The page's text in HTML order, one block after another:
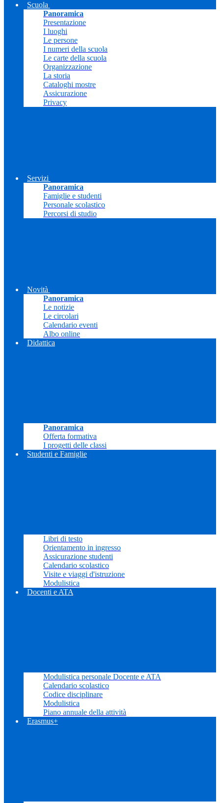
Scuola
Panoramica
Presentazione
I luoghi
Le persone
I numeri della scuola
Le carte della scuola
Organizzazione
La storia
Cataloghi mostre
Assicurazione
Privacy
Servizi
Panoramica
Famiglie e studenti
Personale scolastico
Percorsi di studio
Novità
Panoramica
Le notizie
Le circolari
Calendario eventi
Albo online
Didattica
Panoramica
Offerta formativa
I progetti delle classi
Studenti e Famiglie
Libri di testo
Orientamento in ingresso
Assicurazione studenti
Calendario scolastico
Visite e viaggi d'istruzione
Modulistica
Docenti e ATA
Modulistica personale Docente e ATA
Calendario scolastico
Codice disciplinare
Modulistica
Piano annuale della attività
Erasmus+